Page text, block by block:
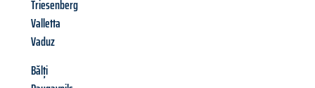
Triesenberg
Valletta
Vaduz
Bălți